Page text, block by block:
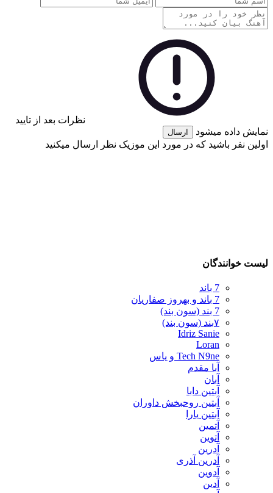
نظرات بعد از تایید
نمایش داده میشود
ارسال
اولین نفر باشید که در مورد این موزیک نظر ارسال میکنید
لیست خوانندگان
7 باند
7 باند و بهروز صفاریان
7 بند (سون بند)
۷بند (سون بند)
Idriz Sanie
Loran
Tech N9ne و یاس
آبا مقدم
آبان
آبتین دابا
آبتین روحبخش داوران
آبتین یارا
آتمین
آتوین
آدرین
آدرین آذری
آدوین
آدین